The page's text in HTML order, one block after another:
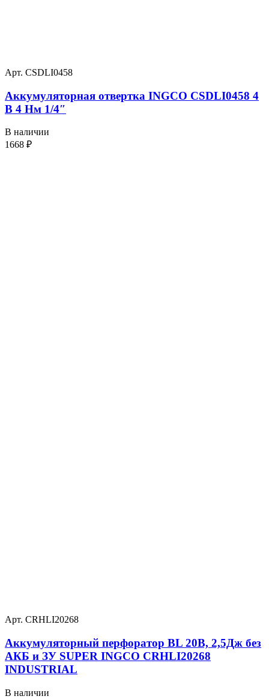
Арт. CSDLI0458
Аккумуляторная отвертка INGCO CSDLI0458 4
В 4 Нм 1/4″
В наличии
1668 ₽
Арт. CRHLI20268
Аккумуляторный перфоратор BL 20В, 2,5Дж без
АКБ и ЗУ SUPER INGCO CRHLI20268
INDUSTRIAL
В наличии